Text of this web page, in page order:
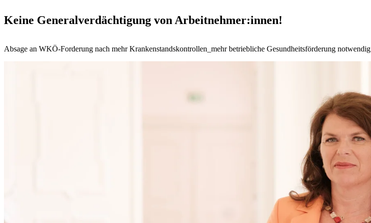
Keine Generalverdächtigung von Arbeitnehmer:innen!
Absage an WKÖ-Forderung nach mehr Krankenstandskontrollen_mehr betriebliche Gesundheitsförderung notwendig